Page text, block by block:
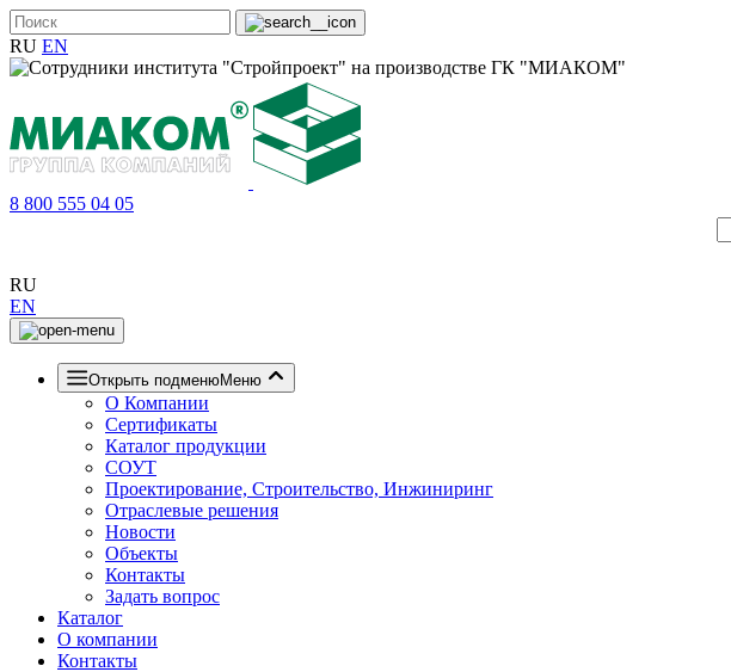
RU EN
8 800 555 04 05
RU
EN
Открыть подменюМеню
О Компании
Сертификаты
Каталог продукции
СОУТ
Проектирование, Строительство, Инжиниринг
Отраслевые решения
Новости
Объекты
Контакты
Задать вопрос
Каталог
О компании
Контакты